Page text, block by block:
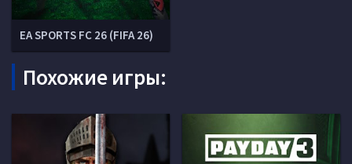
EA SPORTS FC 26 (FIFA 26)
Похожие игры: